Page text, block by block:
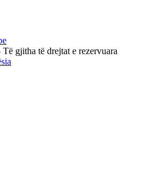
gjitha të drejtat e rezervuara